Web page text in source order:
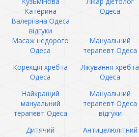
Катерина
Валеріївна Одеса
відгуки
Одеса
Масаж недорого
Одеса
Мануальний
терапевт Одеса
Корекція хребта
Одеса
Лікування хребта
Одеса
Найкращий
мануальний
терапевт Одеса
Мануальний
терапевт Одеса
відгуки
Дитячий
Антицелюлітний